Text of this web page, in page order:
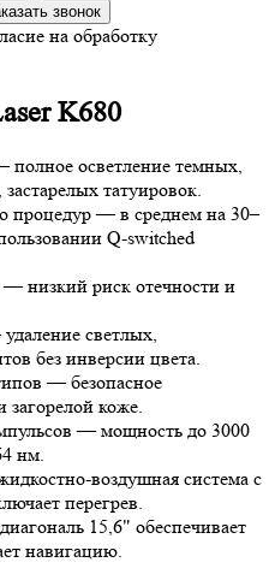
звонок
на обработку
K680
полное осветление темных,
татуировок.
процедур — в среднем на 30–
Q-switched
— низкий риск отечности и
светлых,
без инверсии цвета.
— безопасное
загорелой коже.
— мощность до 3000
нм.
воздушная система с
перегрев.
15,6" обеспечивает
навигацию.